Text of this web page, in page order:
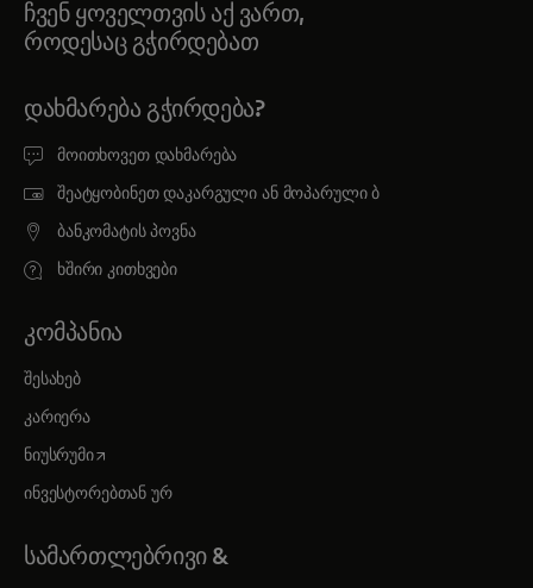
ჩვენ ყოველთვის აქ ვართ,
როდესაც გჭირდებათ
ᲓᲐᲮᲛᲐᲠᲔᲑᲐ ᲒᲭᲘᲠᲓᲔᲑᲐ?
მოითხოვეთ დახმარება
შეატყობინეთ დაკარგული ან მოპარული ბ
ბანკომატის პოვნა
ხშირი კითხვები
ᲙᲝᲛᲞᲐᲜᲘᲐ
შესახებ
კარიერა
ნიუსრუმიopens in a new tab
ინვესტორებთან ურ
ᲡᲐᲛᲐᲠᲗᲚᲔᲑᲠᲘᲕᲘ &